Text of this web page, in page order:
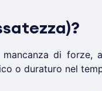
di forze,
o duraturo nel